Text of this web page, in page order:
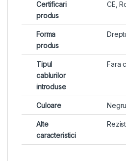
Certificari
produs
CE,
Forma
produs
Tipul
cablurilor
introduse
Fara
Culoare Negru
Alte
caracteristici